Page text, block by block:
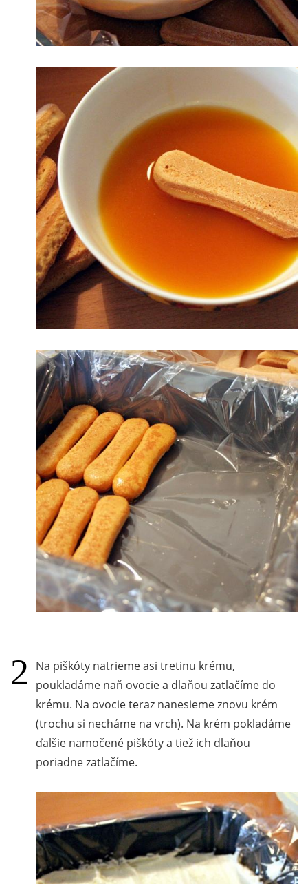
Na piškóty natrieme asi tretinu krému,
poukladáme naň ovocie a dlaňou zatlačíme do
krému. Na ovocie teraz nanesieme znovu krém
(trochu si necháme na vrch). Na krém pokladáme
ďalšie namočené piškóty a tiež ich dlaňou
poriadne zatlačíme.